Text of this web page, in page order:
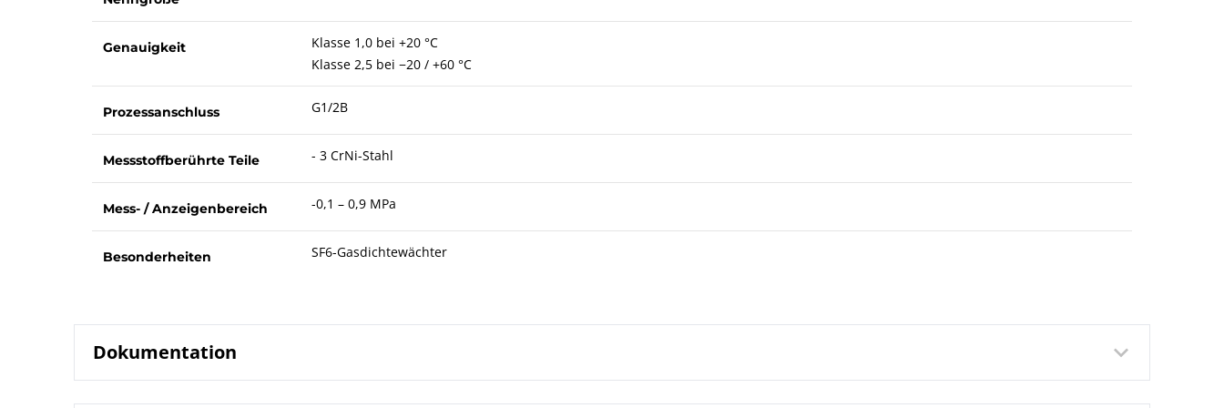
Genauigkeit
Klasse 1,0 bei +20 °C
Klasse 2,5 bei −20 / +60 °C
Prozessanschluss G1/2B
Messstoffberührte Teile - 3 CrNi-Stahl
Mess- / Anzeigenbereich -0,1 – 0,9 MPa
Besonderheiten SF6-Gasdichtewächter
Dokumentation